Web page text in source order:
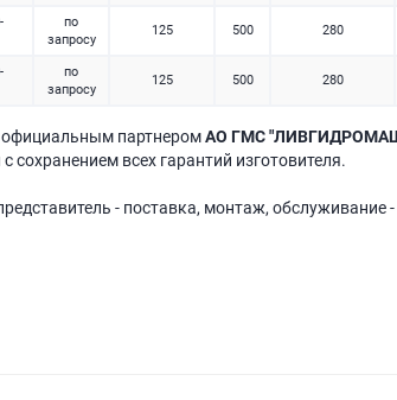
по
запросу
125 500 280
по
запросу
125 500 280
официальным партнеромАО ГМС
сохранением всех гарантий изготовителя.
- поставка, монтаж, обслуживание